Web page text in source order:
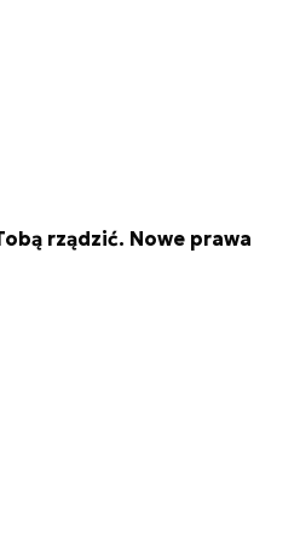
rządzić. Nowe prawa